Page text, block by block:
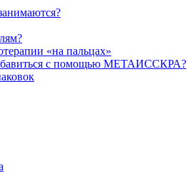
«на пальцах»
с помощью МЕТАИССКРА?